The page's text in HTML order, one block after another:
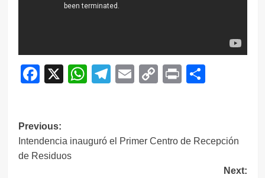
Facebook
X WhatsApp
Telegram
EmailCopy
Print
Navegación
de
Previous:
Intendencia inauguró el Primer Centro de Recepción
de Residuos
Next: